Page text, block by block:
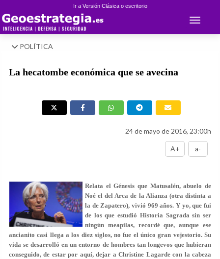
Ir a Versión Clásica o escritorio
Toggle
POLÍTICA
La hecatombe económica que se avecina
24 de mayo de 2016, 23:00h
A+ a-
Relata el Génesis que Matusalén, abuelo de
Noé el del Arca de la Alianza (otra distinta a
la de Zapatero), vivió 969 años. Y yo, que fui
de los que estudió Historia Sagrada sin ser
ningún meapilas, recordé que, aunque ese
ancianito casi llega a los diez siglos, no fue el único gran vejestorio. Su
vida se desarrolló en un entorno de hombres tan longevos que hubieran
conseguido, de estar por aquí, dejar a Christine Lagarde con la cabeza